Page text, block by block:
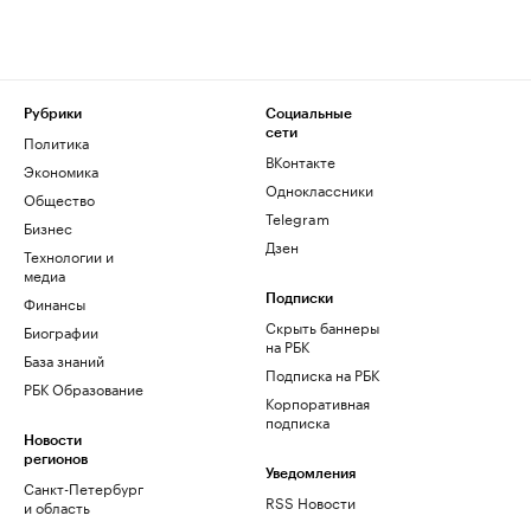
Рубрики
Политика
Экономика
Общество
Бизнес
Технологии и
медиа
Финансы
Биографии
База знаний
РБК Образование
Новости
регионов
Санкт-Петербург
и область
Социальные
сети
ВКонтакте
Одноклассники
Telegram
Дзен
Подписки
Скрыть баннеры
на РБК
Подписка на РБК
Корпоративная
подписка
Уведомления
RSS Новости